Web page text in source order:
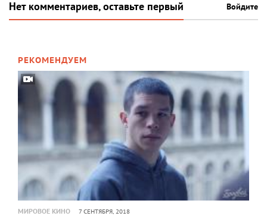
Нет комментариев, оставьте первый Войдите
РЕКОМЕНДУЕМ
МИРОВОЕ КИНО 7 СЕНТЯБРЯ, 2018